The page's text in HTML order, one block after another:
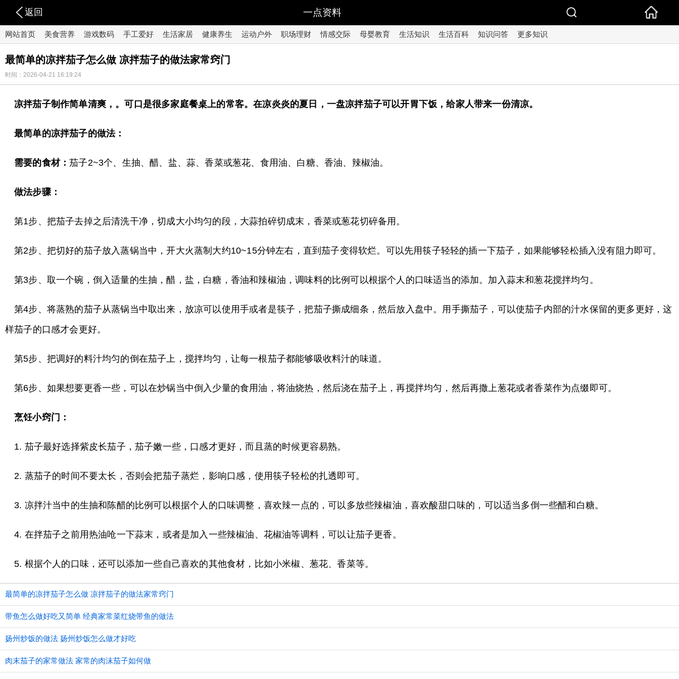
返回 一点资料
网站首页 美食营养 游戏数码 手工爱好 生活家居 健康养生 运动户外 职场理财 情感交际 母婴教育 生活知识 生活百科 知识问答 更多知识
最简单的凉拌茄子怎么做 凉拌茄子的做法家常窍门
时间：2026-04-21 16:19:24
凉拌茄子制作简单清爽，。可口是很多家庭餐桌上的常客。在凉炎炎的夏日，一盘凉拌茄子可以开胃下饭，给家人带来一份清凉。
最简单的凉拌茄子的做法：
需要的食材：茄子2~3个、生抽、醋、盐、蒜、香菜或葱花、食用油、白糖、香油、辣椒油。
做法步骤：
第1步、把茄子去掉之后清洗干净，切成大小均匀的段，大蒜拍碎切成末，香菜或葱花切碎备用。
第2步、把切好的茄子放入蒸锅当中，开大火蒸制大约10~15分钟左右，直到茄子变得软烂。可以先用筷子轻轻的插一下茄子，如果能够轻松插入没有阻力即可。
第3步、取一个碗，倒入适量的生抽，醋，盐，白糖，香油和辣椒油，调味料的比例可以根据个人的口味适当的添加。加入蒜末和葱花搅拌均匀。
第4步、将蒸熟的茄子从蒸锅当中取出来，放凉可以使用手或者是筷子，把茄子撕成细条，然后放入盘中。用手撕茄子，可以使茄子内部的汁水保留的更多更好，这
样茄子的口感才会更好。
第5步、把调好的料汁均匀的倒在茄子上，搅拌均匀，让每一根茄子都能够吸收料汁的味道。
第6步、如果想要更香一些，可以在炒锅当中倒入少量的食用油，将油烧热，然后浇在茄子上，再搅拌均匀，然后再撒上葱花或者香菜作为点缀即可。
烹饪小窍门：
1. 茄子最好选择紫皮长茄子，茄子嫩一些，口感才更好，而且蒸的时候更容易熟。
2. 蒸茄子的时间不要太长，否则会把茄子蒸烂，影响口感，使用筷子轻松的扎透即可。
3. 凉拌汁当中的生抽和陈醋的比例可以根据个人的口味调整，喜欢辣一点的，可以多放些辣椒油，喜欢酸甜口味的，可以适当多倒一些醋和白糖。
4. 在拌茄子之前用热油呛一下蒜末，或者是加入一些辣椒油、花椒油等调料，可以让茄子更香。
5. 根据个人的口味，还可以添加一些自己喜欢的其他食材，比如小米椒、葱花、香菜等。
最简单的凉拌茄子怎么做 凉拌茄子的做法家常窍门
带鱼怎么做好吃又简单 经典家常菜红烧带鱼的做法
扬州炒饭的做法 扬州炒饭怎么做才好吃
肉末茄子的家常做法 家常的肉沫茄子如何做